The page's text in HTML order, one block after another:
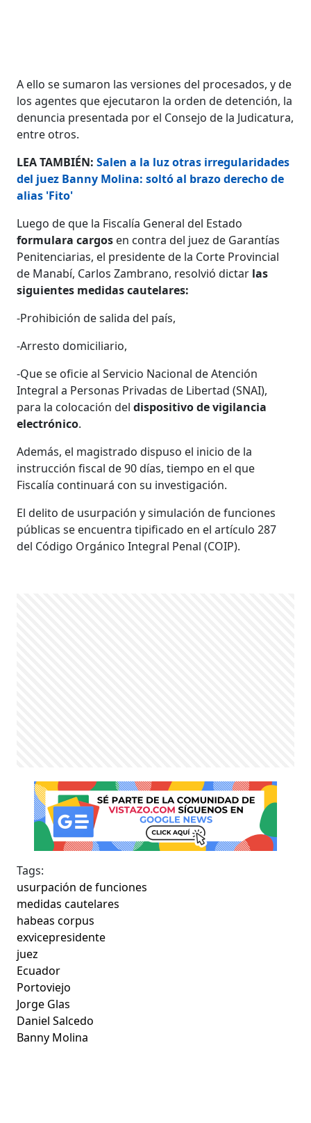
A ello se sumaron las versiones del procesados, y de
los agentes que ejecutaron la orden de detención, la
denuncia presentada por el Consejo de la Judicatura,
entre otros.
LEA TAMBIÉN:Salen a la luz otras irregularidades
del juez Banny Molina: soltó al brazo derecho de
alias 'Fito'
Luego de que la Fiscalía General del Estado
formulara cargos en contra del juez de Garantías
Penitenciarias, el presidente de la Corte Provincial
de Manabí, Carlos Zambrano, resolvió dictar las
siguientes medidas cautelares:
-Prohibición de salida del país,
-Arresto domiciliario,
-Que se oficie al Servicio Nacional de Atención
Integral a Personas Privadas de Libertad (SNAI),
para la colocación deldispositivo de vigilancia
electrónico.
Además, el magistrado dispuso el inicio de la
instrucción fiscal de 90 días, tiempo en el que
Fiscalía continuará con su investigación.
El delito de usurpación y simulación de funciones
públicas se encuentra tipificado en el artículo 287
del Código Orgánico Integral Penal (COIP).
Tags:
usurpación de funciones
medidas cautelares
habeas corpus
exvicepresidente
juez
Ecuador
Portoviejo
Jorge Glas
Daniel Salcedo
Banny Molina